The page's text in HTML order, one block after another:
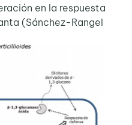
en la respuesta
(Sánchez-Rangel